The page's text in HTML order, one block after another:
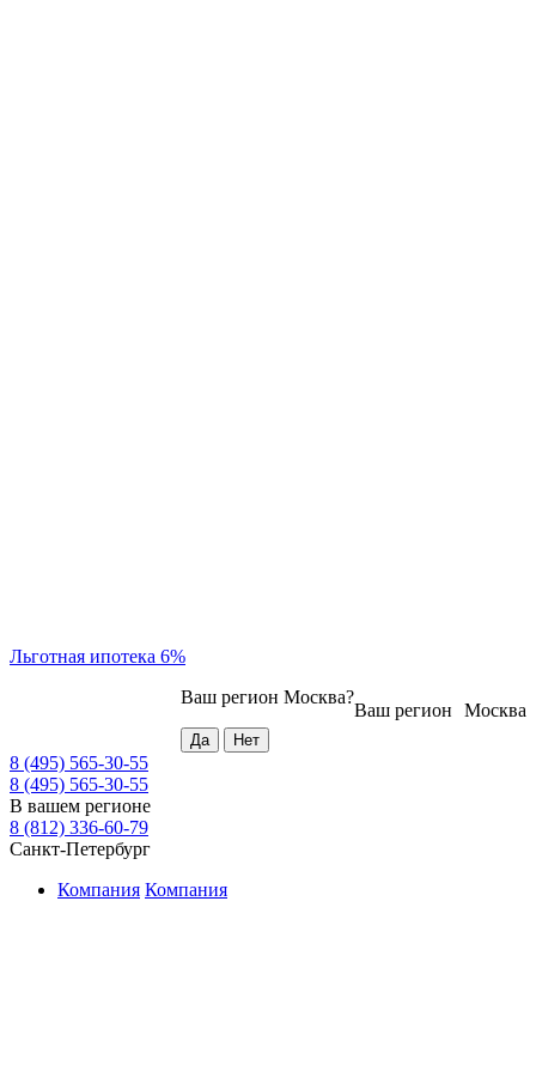
Льготная ипотека 6%
Москва
Ваш регион
Ваш регион Москва?
8 (495) 565-30-55
8 (495) 565-30-55
В вашем регионе
8 (812) 336-60-79
Санкт-Петербург
Компания Компания